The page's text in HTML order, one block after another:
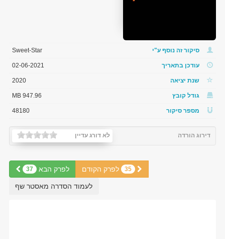
סיקור זה נוסף ע"י Sweet-Star
עודכן בתאריך 02-06-2021
שנת יציאה 2020
גודל קובץ 947.96 MB
מספר סיקור 48180
לא דורג עדיין דירוג הורדה
לפרק הבא 37 35 לפרק הקודם
לעמוד הסדרה מאסטר שף